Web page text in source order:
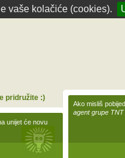
vaše kolačiće (cookies).
unijet će novu
pridružite :)
Ako misliš
agent grupe TNT